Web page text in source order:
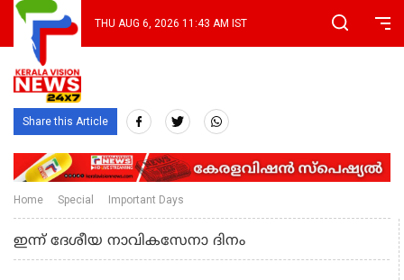
THU AUG 6, 2026 11:43 AM IST
Share this Article
Home Special Important Days
ഇന്ന് ദേശീയ നാവികസേനാ ദിനം